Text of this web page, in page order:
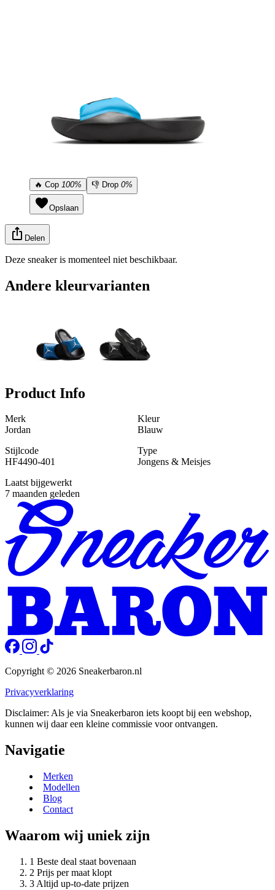
🔥 Cop 100% 👎 Drop 0%
Opslaan
Delen
Deze sneaker is momenteel niet beschikbaar.
Andere kleurvarianten
Product Info
Merk
Jordan
Kleur
Blauw
Stijlcode
HF4490-401
Type
Jongens & Meisjes
Laatst bijgewerkt
7 maanden geleden
Copyright © 2026 Sneakerbaron.nl
Privacyverklaring
Disclaimer: Als je via Sneakerbaron iets koopt bij een webshop,
kunnen wij daar een kleine commissie voor ontvangen.
Navigatie
Merken
Modellen
Blog
Contact
Waarom wij uniek zijn
Beste deal staat bovenaan
Prijs per maat klopt
Altijd up-to-date prijzen